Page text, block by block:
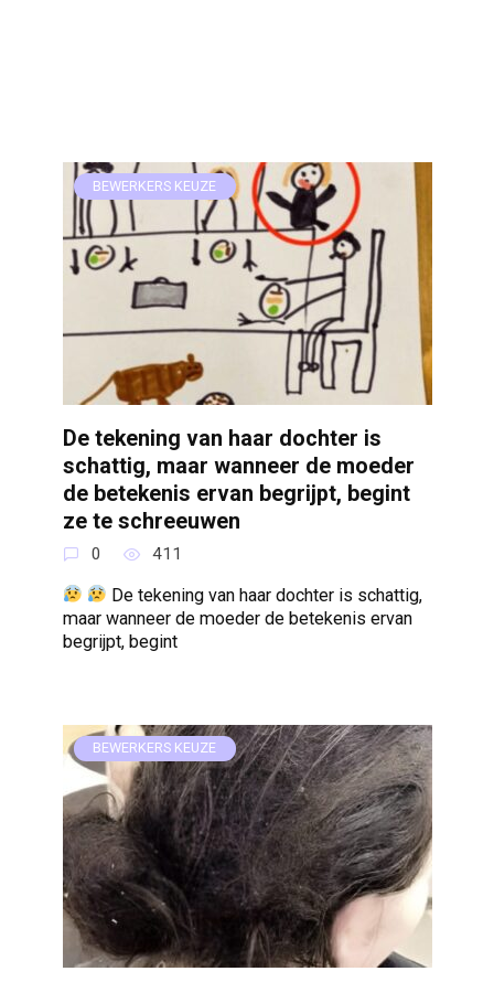
BEWERKERS KEUZE
De tekening van haar dochter is
schattig, maar wanneer de moeder
de betekenis ervan begrijpt, begint
ze te schreeuwen
0 411
De tekening van haar dochter is schattig,
maar wanneer de moeder de betekenis ervan
begrijpt, begint
BEWERKERS KEUZE